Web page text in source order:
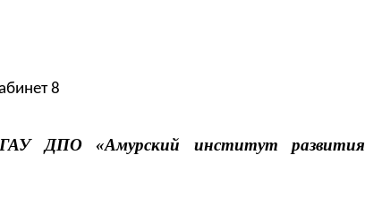
8
ДПО «Амурский институт развития